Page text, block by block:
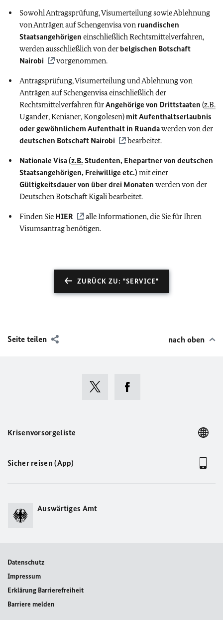
Sowohl Antragsprüfung, Visumerteilung sowie Ablehnung
von Anträgen auf Schengenvisa von ruandischen
Staatsangehörigen einschließlich Rechtsmittelverfahren,
werden ausschließlich von der belgischen Botschaft
Nairobi
vorgenommen.
Antragsprüfung, Visumerteilung und Ablehnung von
Anträgen auf Schengenvisa einschließlich der
Rechtsmittelverfahren fürAngehörige von Drittstaaten (z.B.
Ugander, Kenianer, Kongolesen) mit Aufenthaltserlaubnis
oder gewöhnlichem Aufenthalt in Ruandawerden von der
deutschen Botschaft Nairobi
bearbeitet.
Nationale Visa (z.B. Studenten, Ehepartner von deutschen
Staatsangehörigen, Freiwillige etc.) mit einer
Gültigkeitsdauer von über drei Monaten werden von der
Deutschen Botschaft Kigali bearbeitet.
Finden Sie HIER
alle Informationen, die Sie für Ihren
Visumsantrag benötigen.
ZURÜCK ZU: "SERVICE"
Seite teilen nach oben
Krisenvorsorgeliste
Sicher reisen (App)
Auswärtiges Amt
Datenschutz
Impressum
Erklärung Barrierefreiheit
Barriere melden